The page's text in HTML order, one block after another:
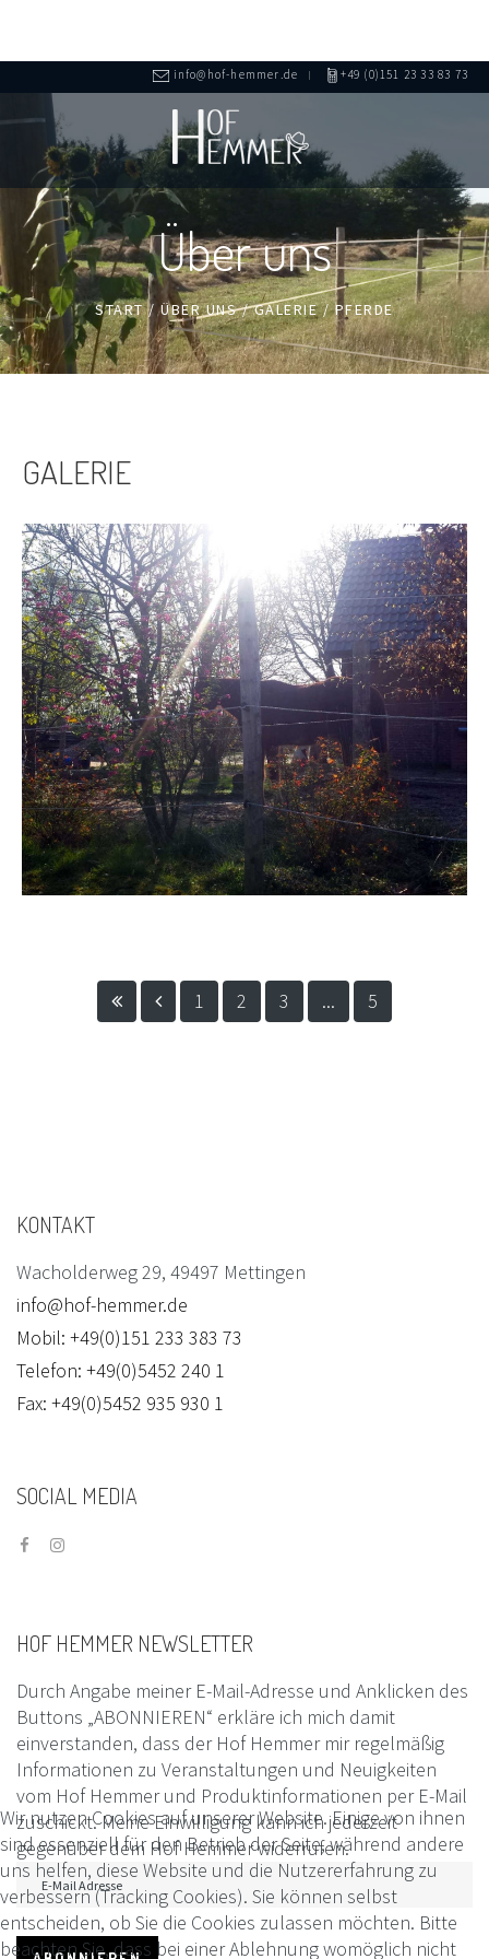
info@hof-hemmer.de +49 (0)151 23 33 83 73
Über uns
START/ÜBER UNS/GALERIE/PFERDE
GALERIE
1 2 3 ... 5
KONTAKT
Wacholderweg 29, 49497 Mettingen
info@hof-hemmer.de
Mobil: +49(0)151 233 383 73
Telefon: +49(0)5452 240 1
Fax: +49(0)5452 935 930 1
SOCIAL MEDIA
HOF HEMMER NEWSLETTER
Durch Angabe meiner E-Mail-Adresse und Anklicken des
Buttons „ABONNIEREN“ erkläre ich mich damit
einverstanden, dass der Hof Hemmer mir regelmäßig
Informationen zu Veranstaltungen und Neuigkeiten
vom Hof Hemmer und Produktinformationen per E-Mail
zuschickt. Meine Einwilligung kann ich jederzeit
gegenüber dem Hof Hemmer widerrufen.
Wir nutzen Cookies auf unserer Website. Einige von ihnen
sind essenziell für den Betrieb der Seite, während andere
uns helfen, diese Website und die Nutzererfahrung zu
verbessern (Tracking Cookies). Sie können selbst
entscheiden, ob Sie die Cookies zulassen möchten. Bitte
beachten Sie, dass bei einer Ablehnung womöglich nicht